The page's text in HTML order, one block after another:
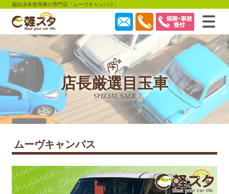
届出済未使用車の専門店「ムーヴキャンバス」
店長厳選目玉車
SPECIAL SALE
ムーヴキャンバス